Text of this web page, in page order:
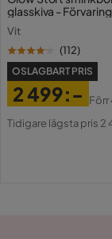
glasskiva -
Vit
(112)
OSLAGBART PRIS
Pris
2 499:-
Original
Förr
Tidigare lägsta pris 2